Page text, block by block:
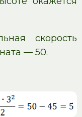
скорость
— 50.